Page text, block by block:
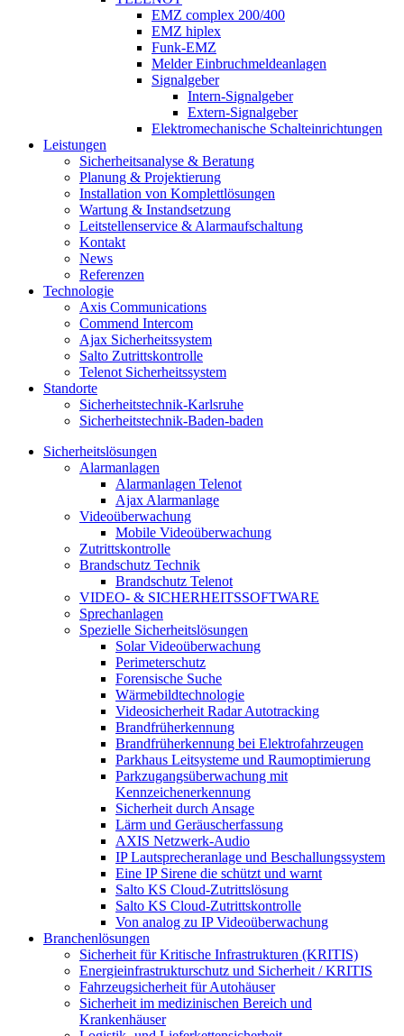
EMZ complex 200/400
EMZ hiplex
Funk-EMZ
Melder Einbruchmeldeanlagen
Signalgeber
Intern-Signalgeber
Extern-Signalgeber
Elektromechanische Schalteinrichtungen
Leistungen
Sicherheitsanalyse & Beratung
Planung & Projektierung​
Installation von Komplettlösungen
Wartung & Instandsetzung
Leitstellenservice & Alarmaufschaltung
Kontakt
News
Referenzen
Technologie
Axis Communications
Commend Intercom
Ajax Sicherheitssystem​
Salto Zutrittskontrolle
Telenot Sicherheitssystem
Standorte
Sicherheitstechnik-Karlsruhe
Sicherheitstechnik-Baden-baden
Sicherheitslösungen
Alarmanlagen
Alarmanlagen Telenot
Ajax Alarmanlage
Videoüberwachung
Mobile Videoüberwachung
Zutrittskontrolle
Brandschutz Technik
Brandschutz Telenot
VIDEO- & SICHERHEITSSOFTWARE
Sprechanlagen
Spezielle Sicherheitslösungen
Solar Videoüberwachung
Perimeterschutz
Forensische Suche
Wärmebildtechnologie
Videosicherheit Radar Autotracking​
Brandfrüherkennung
Brandfrüherkennung bei Elektrofahrzeugen
Parkhaus Leitsysteme und Raumoptimierung
Parkzugangsüberwachung mit
Kennzeichenerkennung
Sicherheit durch Ansage
Lärm und Geräuscherfassung
AXIS Netzwerk-Audio
IP Lautsprecheranlage und Beschallungssystem
Eine IP Sirene die schützt und warnt
Salto KS Cloud-Zutrittslösung
Salto KS Cloud-Zutrittskontrolle
Von analog zu IP Videoüberwachung
Branchenlösungen
Sicherheit für Kritische Infrastrukturen (KRITIS)
Energieinfrastrukturschutz und Sicherheit / KRITIS
Fahrzeugsicherheit für Autohäuser
Sicherheit im medizinischen Bereich und
Krankenhäuser